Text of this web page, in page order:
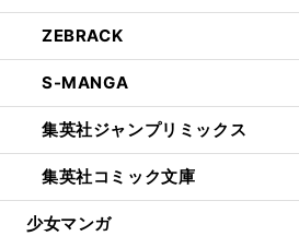
ZEBRACK
S-MANGA
集英社ジャンプリミックス
集英社コミック文庫
少女マンガ